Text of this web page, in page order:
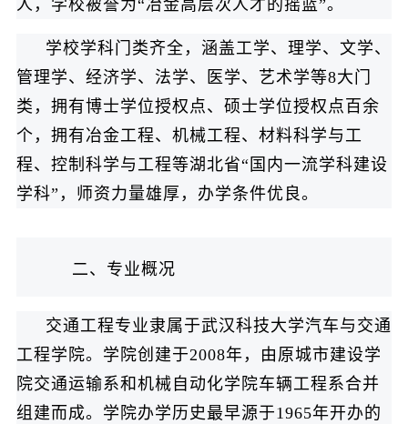
人，学校被誉为“冶金高层次人才的摇篮”。
学校学科门类齐全，涵盖工学、理学、文学、
管理学、经济学、法学、医学、艺术学等8大门
类，拥有博士学位授权点、硕士学位授权点百余
个，拥有冶金工程、机械工程、材料科学与工
程、控制科学与工程等湖北省“国内一流学科建设
学科”，师资力量雄厚，办学条件优良。
二、专业概况
交通工程专业隶属于武汉科技大学汽车与交通
工程学院。学院创建于2008年，由原城市建设学
院交通运输系和机械自动化学院车辆工程系合并
组建而成。学院办学历史最早源于1965年开办的